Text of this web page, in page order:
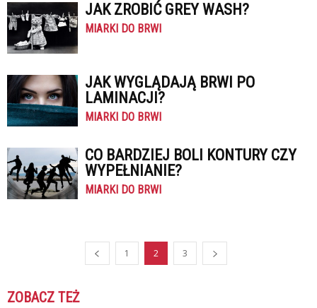
JAK ZROBIĆ GREY WASH?
MIARKI DO BRWI
JAK WYGLĄDAJĄ BRWI PO
LAMINACJI?
MIARKI DO BRWI
CO BARDZIEJ BOLI KONTURY CZY
WYPEŁNIANIE?
MIARKI DO BRWI
1 2 3
ZOBACZ TEŻ